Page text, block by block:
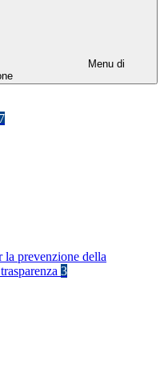
Menu di
la prevenzione della
3